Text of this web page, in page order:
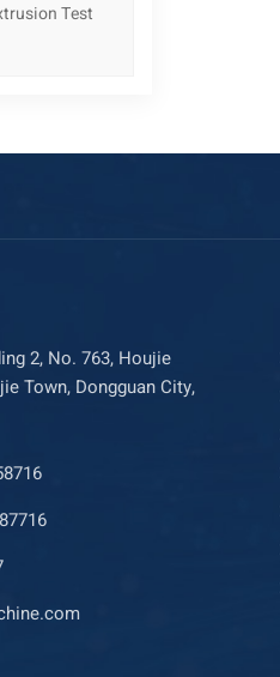
Test
Town, Dongguan City,